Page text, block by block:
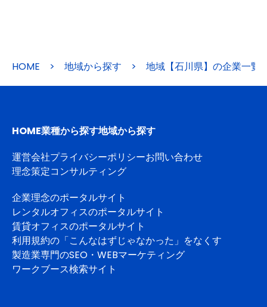
HOME > 地域から探す > 地域【石川県】の企業一覧
HOME業種から探す地域から探す
運営会社プライバシーポリシーお問い合わせ
理念策定コンサルティング
企業理念のポータルサイト
レンタルオフィスのポータルサイト
賃貸オフィスのポータルサイト
利用規約の「こんなはずじゃなかった」をなくす
製造業専門のSEO・WEBマーケティング
ワークブース検索サイト